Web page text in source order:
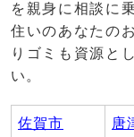
を親身に相談に
住いのあなたの
りゴミも資源と
い。
佐賀市 唐